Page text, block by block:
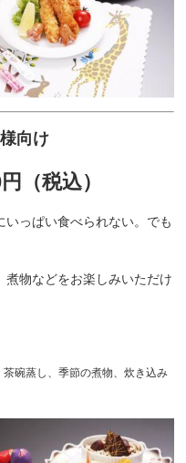
向け
円（税込）
っぱい食べられない。でも
煮物などをお楽しみいただけ
碗蒸し、季節の煮物、炊き込み